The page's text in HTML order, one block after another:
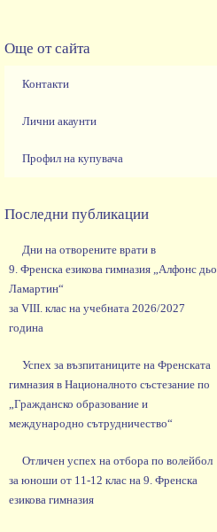
Още от сайта
Контакти
Лични акаунти
Профил на купувача
Последни публикации
Дни на отворените врати в
9. Френска езикова гимназия „Алфонс дьо
Ламартин“
за VIII. клас на учебната 2026/2027
година
Успех за възпитаниците на Френската
гимназия в Националното състезание по
„Гражданско образование и
международно сътрудничество“
Отличен успех на отбора по волейбол
за юноши от 11-12 клас на 9. Френска
езикова гимназия